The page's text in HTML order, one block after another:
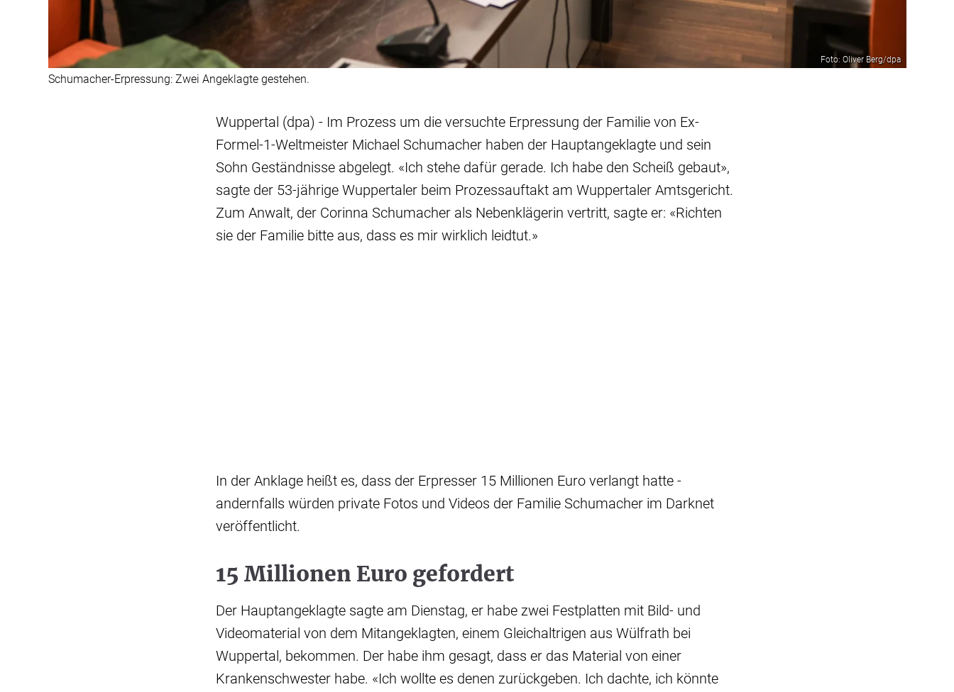
Foto: Oliver Berg/dpa
Schumacher-Erpressung: Zwei Angeklagte gestehen.
Wuppertal (dpa) - Im Prozess um die versuchte Erpressung der Familie von Ex-
Formel-1-Weltmeister Michael Schumacher haben der Hauptangeklagte und sein
Sohn Geständnisse abgelegt. «Ich stehe dafür gerade. Ich habe den Scheiß gebaut»,
sagte der 53-jährige Wuppertaler beim Prozessauftakt am Wuppertaler Amtsgericht.
Zum Anwalt, der Corinna Schumacher als Nebenklägerin vertritt, sagte er: «Richten
sie der Familie bitte aus, dass es mir wirklich leidtut.»
In der Anklage heißt es, dass der Erpresser 15 Millionen Euro verlangt hatte -
andernfalls würden private Fotos und Videos der Familie Schumacher im Darknet
veröffentlicht.
15 Millionen Euro gefordert
Der Hauptangeklagte sagte am Dienstag, er habe zwei Festplatten mit Bild- und
Videomaterial von dem Mitangeklagten, einem Gleichaltrigen aus Wülfrath bei
Wuppertal, bekommen. Der habe ihm gesagt, dass er das Material von einer
Krankenschwester habe. «Ich wollte es denen zurückgeben. Ich dachte, ich könnte